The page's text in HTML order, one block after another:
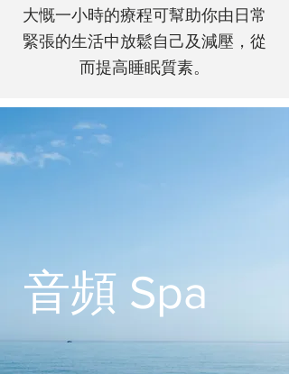
大慨一小時的療程可幫助你由日常
緊張的生活中放鬆自己及減壓，從
而提高睡眠質素。
音頻 Spa